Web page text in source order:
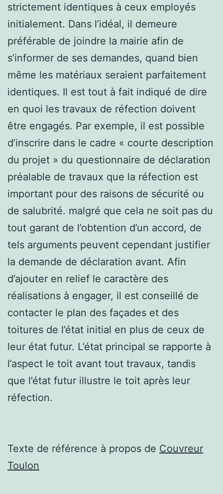
strictement identiques à ceux employés
initialement. Dans l’idéal, il demeure
préférable de joindre la mairie afin de
s’informer de ses demandes, quand bien
même les matériaux seraient parfaitement
identiques. Il est tout à fait indiqué de dire
en quoi les travaux de réfection doivent
être engagés. Par exemple, il est possible
d’inscrire dans le cadre « courte description
du projet » du questionnaire de déclaration
préalable de travaux que la réfection est
important pour des raisons de sécurité ou
de salubrité. malgré que cela ne soit pas du
tout garant de l’obtention d’un accord, de
tels arguments peuvent cependant justifier
la demande de déclaration avant. Afin
d’ajouter en relief le caractère des
réalisations à engager, il est conseillé de
contacter le plan des façades et des
toitures de l’état initial en plus de ceux de
leur état futur. L’état principal se rapporte à
l’aspect le toit avant tout travaux, tandis
que l’état futur illustre le toit après leur
réfection.
Texte de référence à propos de Couvreur
Toulon